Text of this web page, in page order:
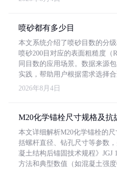
喷砂都有多少目
本文系统介绍了喷砂目数的分
喷砂200目对应的表面粗糙度（
同目数的应用场景。数据来源
实践，帮助用户根据需求选择合
2026年8月4日
M20化学锚栓尺寸规格及抗
本文详细解析M20化学锚栓的
括螺杆直径、钻孔尺寸等参数
凝土结构后锚固技术规程》JGJ
方法和典型数值（如混凝土强度